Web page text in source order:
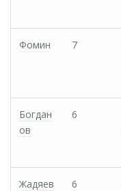
Фомин 7
Богдан
ов
6
Жадяев 6